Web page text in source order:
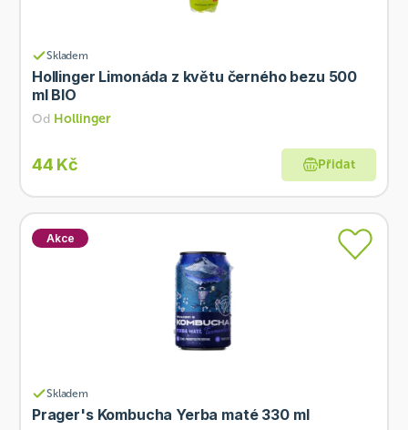
Skladem
Hollinger Limonáda z květu černého bezu 500
ml BIO
Od Hollinger
44 Kč Přidat
Akce
Skladem
Prager's Kombucha Yerba maté 330 ml